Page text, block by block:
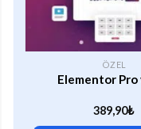
ÖZEL
Elementor Pro
389,90₺